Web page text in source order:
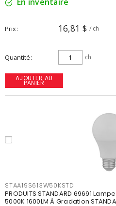
Prix 16,81 $ / ch
Quantité ch
AJOUTER AU
PANIER
STAA19S613W50KSTD
PRODUITS STANDARD 69691
5000K 1600LM À Gradation